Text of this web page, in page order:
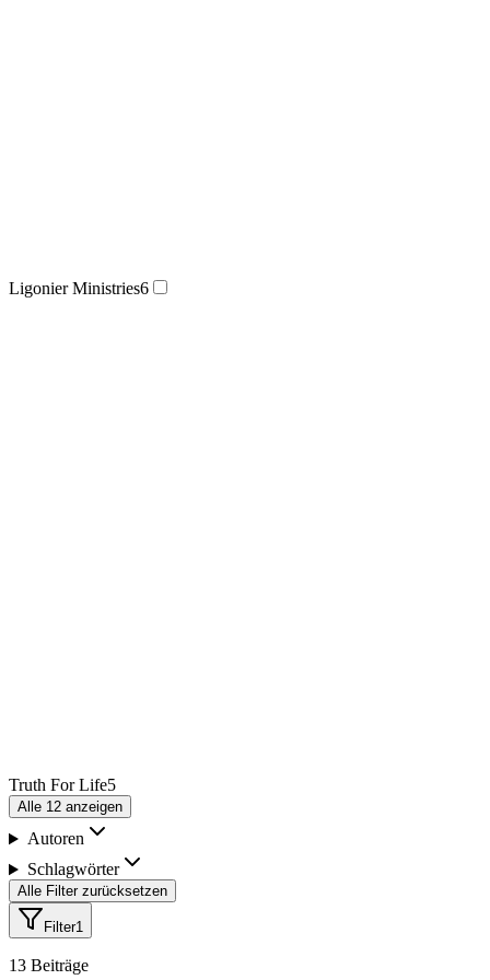
Ligonier Ministries6
Truth For Life5
Alle 12 anzeigen
Autoren
Schlagwörter
Alle Filter zurücksetzen
Filter1
13 Beiträge